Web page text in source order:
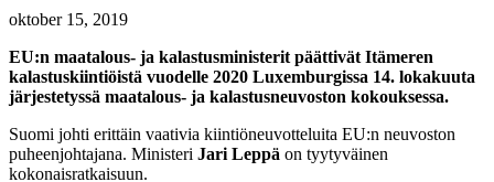
oktober 15, 2019
EU:n maatalous- ja kalastusministerit päättivät Itämeren
kalastuskiintiöistä vuodelle 2020 Luxemburgissa 14. lokakuuta
järjestetyssä maatalous- ja kalastusneuvoston kokouksessa.
Suomi johti erittäin vaativia kiintiöneuvotteluita EU:n neuvoston
puheenjohtajana. Ministeri Jari Leppä on tyytyväinen
kokonaisratkaisuun.